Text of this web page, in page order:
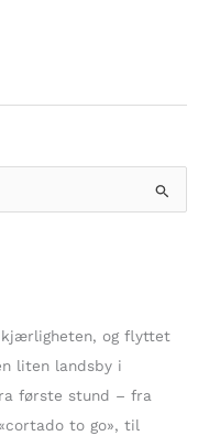
og flyttet
liten landsby i
første stund – fra
to go», til